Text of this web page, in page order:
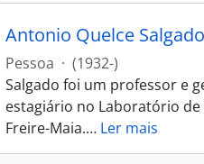
Antonio Quelce Salgado
Pessoa · (1932-)
Salgado foi um professor e
estagiário no Laboratório de
Freire-Maia.… Ler mais